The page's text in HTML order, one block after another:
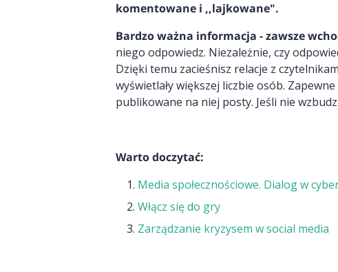
komentowane i ,,lajkowane".
Bardzo ważna informacja - zawsze
niego odpowiedz. Niezależnie, czy
Dzięki temu zacieśnisz relacje z
wyświetlały większej liczbie osób.
publikowane na niej posty. Jeśli nie
Warto doczytać:
Media społecznościowe. Dialog w
Włącz się do gry
Zarządzanie kryzysem w social media